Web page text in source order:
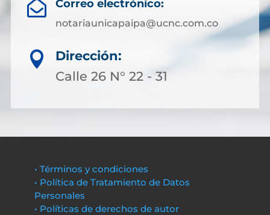
 Correo electrónico:
notariaunicapaipa@ucnc.com.co

Dirección:
Calle 26 N° 22 - 31
• Términos y condiciones
• Política de Tratamiento de Datos
Personales
• Políticas de derechos de autor